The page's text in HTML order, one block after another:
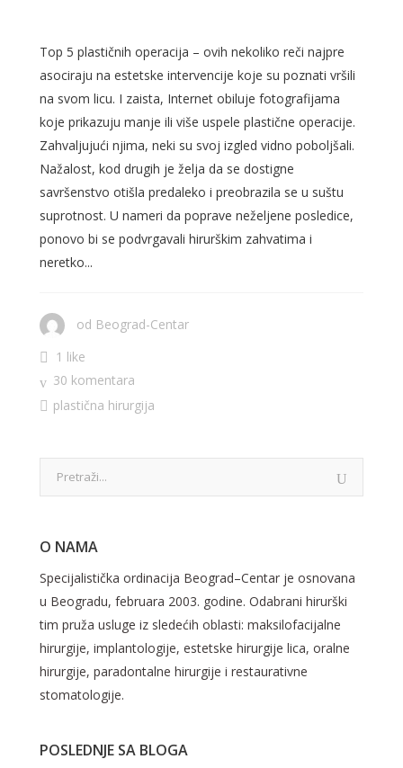
Top 5 plastičnih operacija – ovih nekoliko reči najpre
asociraju na estetske intervencije koje su poznati vršili
na svom licu. I zaista, Internet obiluje fotografijama
koje prikazuju manje ili više uspele plastične operacije.
Zahvaljujući njima, neki su svoj izgled vidno poboljšali.
Nažalost, kod drugih je želja da se dostigne
savršenstvo otišla predaleko i preobrazila se u suštu
suprotnost. U nameri da poprave neželjene posledice,
ponovo bi se podvrgavali hirurškim zahvatima i
neretko...
od Beograd-Centar
1 like
30 komentara
plastična hirurgija
O NAMA
Specijalistička ordinacija Beograd–Centar je osnovana
u Beogradu, februara 2003. godine. Odabrani hirurški
tim pruža usluge iz sledećih oblasti: maksilofacijalne
hirurgije, implantologije, estetske hirurgije lica, oralne
hirurgije, paradontalne hirurgije i restaurativne
stomatologije.
POSLEDNJE SA BLOGA